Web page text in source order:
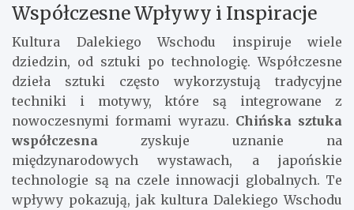
Współczesne Wpływy i Inspiracje
Kultura Dalekiego Wschodu inspiruje wiele
dziedzin, od sztuki po technologię. Współczesne
dzieła sztuki często wykorzystują tradycyjne
techniki i motywy, które są integrowane z
nowoczesnymi formami wyrazu. Chińska sztuka
współczesna zyskuje uznanie na
międzynarodowych wystawach, a japońskie
technologie są na czele innowacji globalnych. Te
wpływy pokazują, jak kultura Dalekiego Wschodu